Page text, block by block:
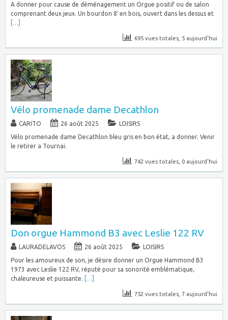
A donner pour cause de déménagement un Orgue positif ou de salon
comprenant deux jeux. Un bourdon 8′ en bois, ouvert dans les dessus et
[…]
695 vues totales, 5 aujourd'hui
Vélo promenade dame Decathlon
CARITO 26 août 2025
LOISIRS
Vélo promenade dame Decathlon bleu gris en bon état, a donner. Venir
le retirer a Tournai.
742 vues totales, 0 aujourd'hui
Don orgue Hammond B3 avec Leslie 122 RV
LAURADELAVOS 26 août 2025
LOISIRS
Pour les amoureux de son, je désire donner un Orgue Hammond B3
1973 avec Leslie 122 RV, réputé pour sa sonorité emblématique,
chaleureuse et puissante. […]
752 vues totales, 7 aujourd'hui